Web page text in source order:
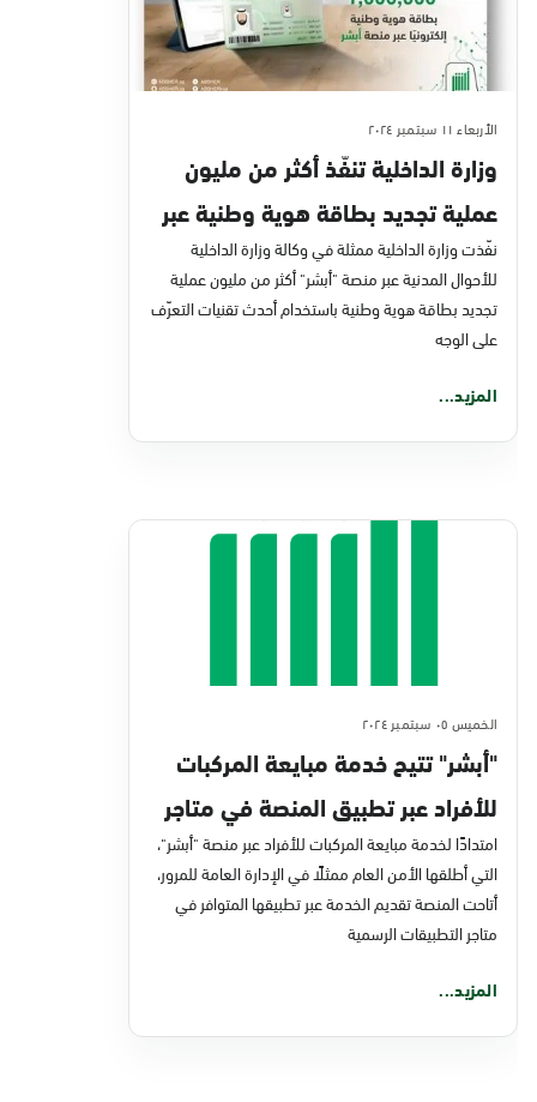
الأربعاء ١١ سبتمبر ٢٠٢٤
وزارة الداخلية تنفّذ أكثر من مليون
عملية تجديد بطاقة هوية وطنية عبر
منصة أبشر
نفّذت وزارة الداخلية ممثلة في وكالة وزارة الداخلية
للأحوال المدنية عبر منصة "أبشر" أكثر من مليون عملية
تجديد بطاقة هوية وطنية باستخدام أحدث تقنيات التعرّف
على الوجه
المزيد...
الخميس ٠٥ سبتمبر ٢٠٢٤
"أبشر" تتيح خدمة مبايعة المركبات
للأفراد عبر تطبيق المنصة في متاجر
التطبيقات الرسمية
امتدادًا لخدمة مبايعة المركبات للأفراد عبر منصة "أبشر"،
التي أطلقها الأمن العام ممثلًا في الإدارة العامة للمرور،
أتاحت المنصة تقديم الخدمة عبر تطبيقها المتوافر في
متاجر التطبيقات الرسمية
المزيد...